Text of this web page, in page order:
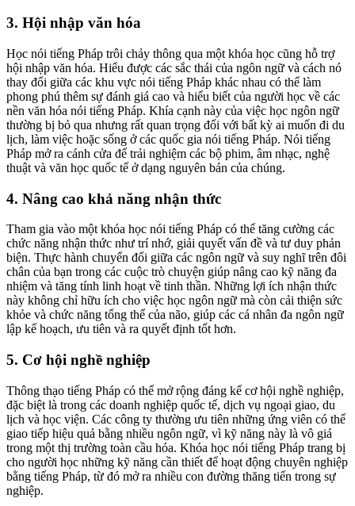
3. Hội nhập văn hóa
Học nói tiếng Pháp trôi chảy thông qua một khóa học cũng hỗ trợ
hội nhập văn hóa. Hiểu được các sắc thái của ngôn ngữ và cách nó
thay đổi giữa các khu vực nói tiếng Pháp khác nhau có thể làm
phong phú thêm sự đánh giá cao và hiểu biết của người học về các
nền văn hóa nói tiếng Pháp. Khía cạnh này của việc học ngôn ngữ
thường bị bỏ qua nhưng rất quan trọng đối với bất kỳ ai muốn đi du
lịch, làm việc hoặc sống ở các quốc gia nói tiếng Pháp. Nói tiếng
Pháp mở ra cánh cửa để trải nghiệm các bộ phim, âm nhạc, nghệ
thuật và văn học quốc tế ở dạng nguyên bản của chúng.
4. Nâng cao khả năng nhận thức
Tham gia vào một khóa học nói tiếng Pháp có thể tăng cường các
chức năng nhận thức như trí nhớ, giải quyết vấn đề và tư duy phản
biện. Thực hành chuyển đổi giữa các ngôn ngữ và suy nghĩ trên đôi
chân của bạn trong các cuộc trò chuyện giúp nâng cao kỹ năng đa
nhiệm và tăng tính linh hoạt về tinh thần. Những lợi ích nhận thức
này không chỉ hữu ích cho việc học ngôn ngữ mà còn cải thiện sức
khỏe và chức năng tổng thể của não, giúp các cá nhân đa ngôn ngữ
lập kế hoạch, ưu tiên và ra quyết định tốt hơn.
5. Cơ hội nghề nghiệp
Thông thạo tiếng Pháp có thể mở rộng đáng kể cơ hội nghề nghiệp,
đặc biệt là trong các doanh nghiệp quốc tế, dịch vụ ngoại giao, du
lịch và học viện. Các công ty thường ưu tiên những ứng viên có thể
giao tiếp hiệu quả bằng nhiều ngôn ngữ, vì kỹ năng này là vô giá
trong một thị trường toàn cầu hóa. Khóa học nói tiếng Pháp trang bị
cho người học những kỹ năng cần thiết để hoạt động chuyên nghiệp
bằng tiếng Pháp, từ đó mở ra nhiều con đường thăng tiến trong sự
nghiệp.